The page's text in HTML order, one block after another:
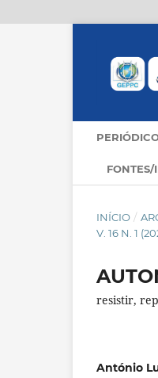
INÍCIO /
V. 16 N. 1
resistir,
António